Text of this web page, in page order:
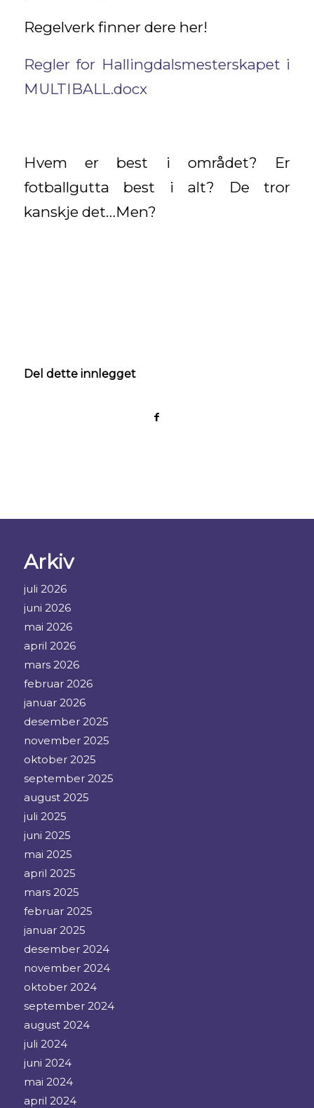
Regelverk finner dere her!
Regler for Hallingdalsmesterskapet i
MULTIBALL.docx
Hvem er best i området? Er
fotballgutta best i alt? De tror
kanskje det…Men?
Del dette innlegget
Arkiv
juli 2026
juni 2026
mai 2026
april 2026
mars 2026
februar 2026
januar 2026
desember 2025
november 2025
oktober 2025
september 2025
august 2025
juli 2025
juni 2025
mai 2025
april 2025
mars 2025
februar 2025
januar 2025
desember 2024
november 2024
oktober 2024
september 2024
august 2024
juli 2024
juni 2024
mai 2024
april 2024